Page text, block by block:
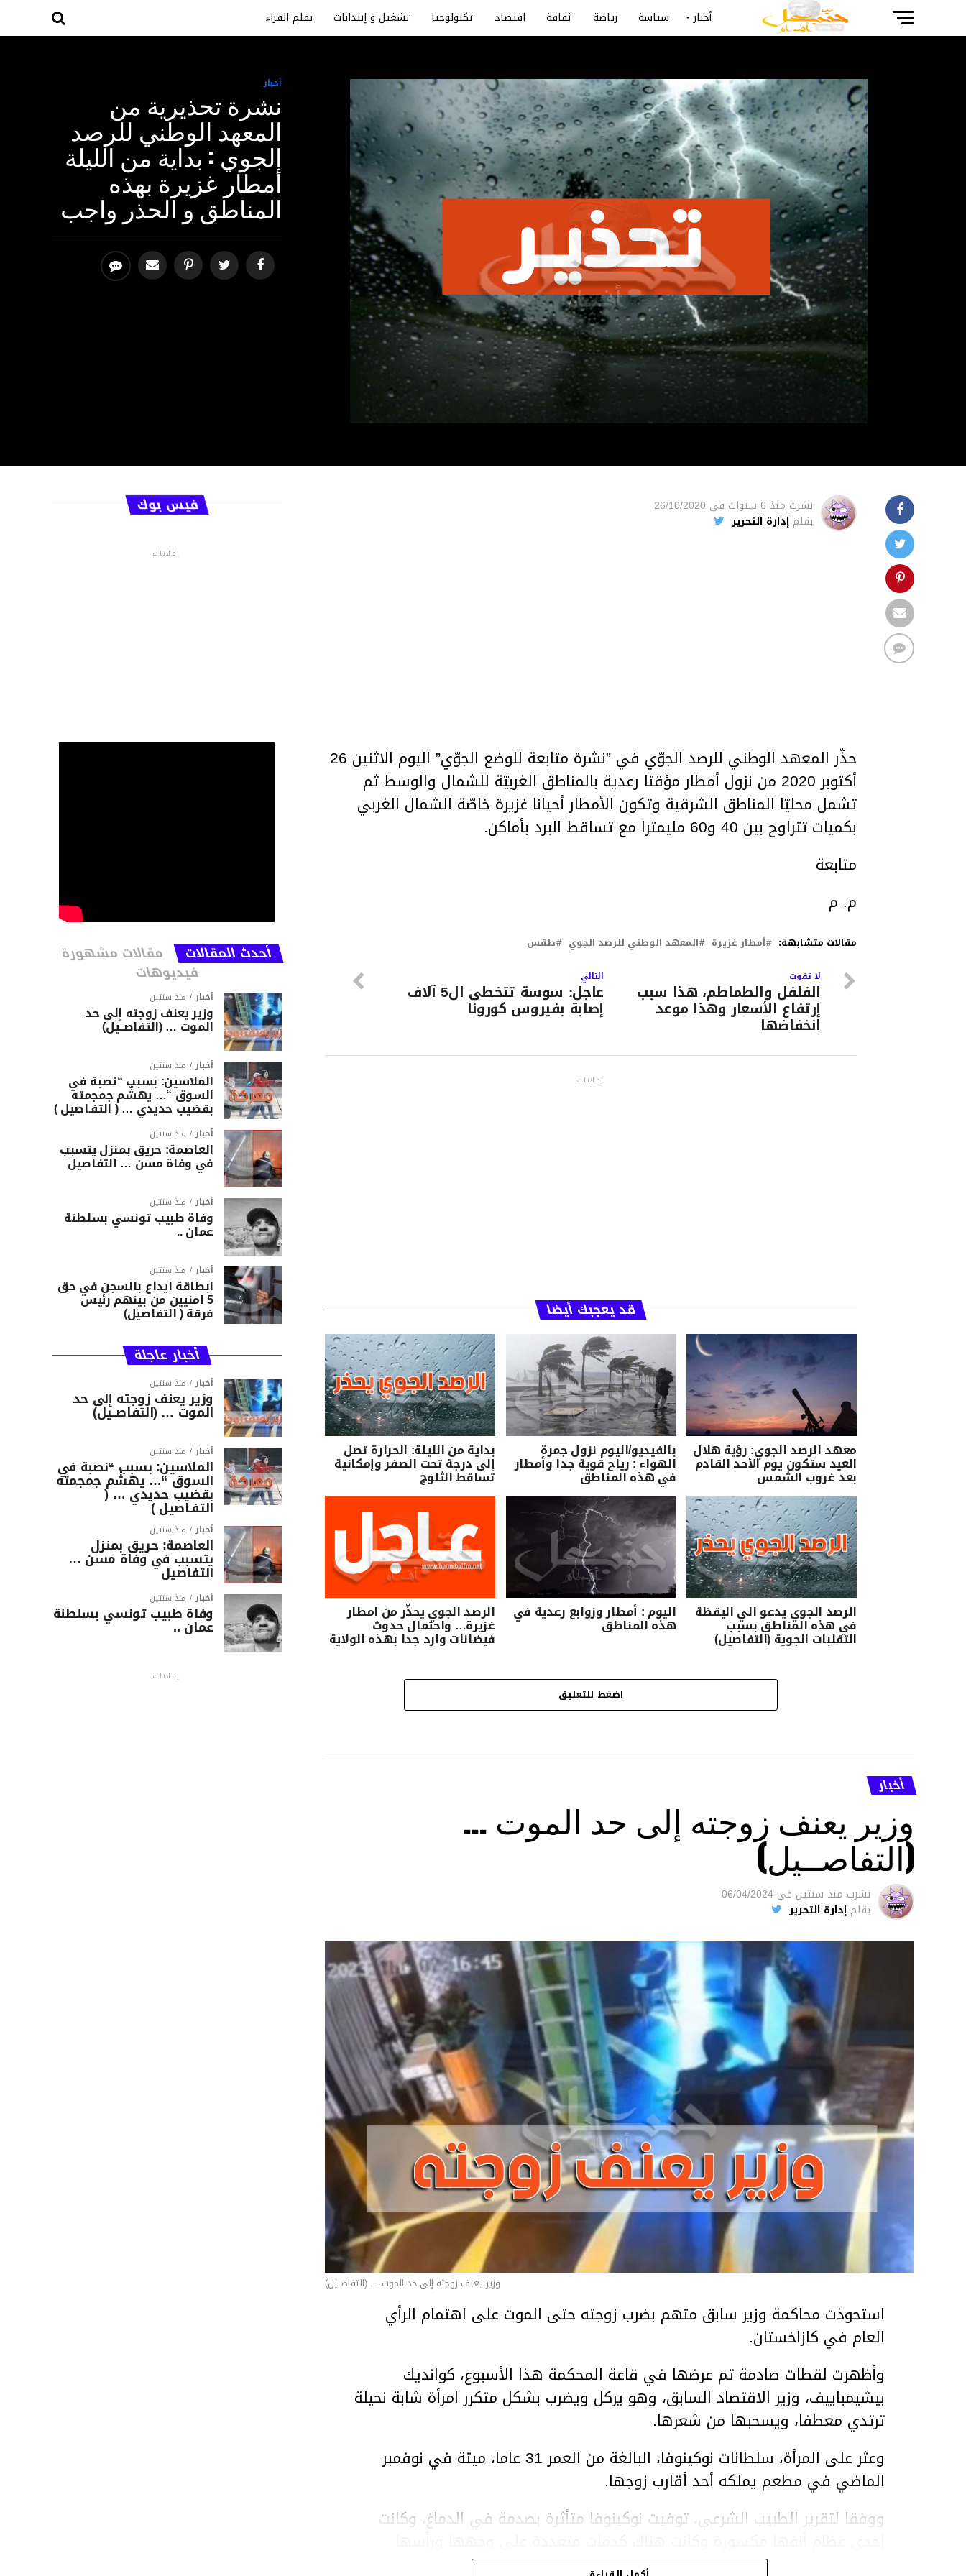
أخبار سياسة رياضة ثقافة اقتصاد تكنولوجيا تشغيل و إنتدابات بقلم القراء
أخبار
نشرة ‏تحذيرية ‏من
‏المعهد ‏الوطني ‏للرصد
‏الجوي ‏: ‏بداية ‏من ‏الليلة
‏أمطار ‏غزيرة ‏بهذه
‏المناطق ‏و ‏الحذر ‏واجب ‏
نشرت منذ 6 سنوات فى 26/10/2020
بقلم إدارة التحرير
حذّر المعهد الوطني للرصد الجوّي في ”نشرة متابعة للوضع الجوّي” اليوم الاثنين 26
أكتوبر 2020 من نزول أمطار مؤقتا رعدية بالمناطق الغربيّة للشمال والوسط ثم
تشمل محليّا المناطق الشرقية وتكون الأمطار أحيانا غزيرة خاصّة الشمال الغربي
بكميات تتراوح بين 40 و60 مليمترا مع تساقط البرد بأماكن.
متابعة
م. م
مقالات متشابهة: أمطار غزيرة المعهد الوطني للرصد الجوي طقس
التالي
عاجل: سوسة تتخطى ال5 آلاف
إصابة بفيروس كورونا
لا تفوت
الفلفل والطماطم، هذا سبب
إرتفاع الأسعار وهذا موعد
انخفاضها
إعلانات
قد يعجبك أيضا
معهد الرصد الجوي: رؤية هلال
العيد ستكون يوم الأحد القادم
بعد غروب الشمس
بالفيديو/اليوم نزول جمرة
الهواء : رياح قوية جدا وأمطار
في هذه المناطق
بداية من الليلة: الحرارة تصل
إلى درجة تحت الصفر وإمكانية
تساقط الثلوج
الرصد الجوي يدعو الي اليقظة
في هذه المناطق بسبب
التقلبات الجوية (التفاصيل)
اليوم : أمطار وزوابع رعدية في
هذه المناطق
الرصد الجوي يحذّر من امطار
غزيرة… واحتمال حدوث
فيضانات وارد جدا بهذه الولاية
اضغط للتعليق
أخبار
وزير يعنف زوجته إلى حد الموت …
(التفاصــيل)
نشرت منذ سنتين فى 06/04/2024
بقلم إدارة التحرير
وزير يعنف زوجته إلى حد الموت ... (التفاصــيل)
استحوذت محاكمة وزير سابق متهم بضرب زوجته حتى الموت على اهتمام الرأي
العام في كازاخستان.
وأظهرت لقطات صادمة تم عرضها في قاعة المحكمة هذا الأسبوع، كوانديك
بيشيمباييف، وزير الاقتصاد السابق، وهو يركل ويضرب بشكل متكرر امرأة شابة نحيلة
ترتدي معطفا، ويسحبها من شعرها.
وعثر على المرأة، سلطانات نوكينوفا، البالغة من العمر 31 عاما، ميتة في نوفمبر
الماضي في مطعم يملكه أحد أقارب زوجها.
ووفقا لتقرير الطبيب الشرعي، توفيت نوكينوفا متأثرة بصدمة في الدماغ، وكانت
فيس بوك
إعلانات
أحدث المقالات مقالات مشهورة
فيديوهات
أخبار منذ سنتين
وزير يعنف زوجته إلى حد
الموت … (التفاصــيل)
أخبار منذ سنتين
الملاسين: بسبب “نصبة في
السوق “… يهشّم جمجمته
بقضيب حديدي … ( التفـاصيل )
أخبار منذ سنتين
العاصمة: حريق بمنزل يتسبب
في وفاة مسن … التفاصيل
أخبار منذ سنتين
وفاة طبيب تونسي بسلطنة
عمان ..
أخبار منذ سنتين
ابطاقة ايداع بالسجن في حق
5 امنيين من بينهم رئيس
فرقة ( التفاصيل)
أخبار عاجلة
أخبار منذ سنتين
وزير يعنف زوجته إلى حد
الموت … (التفاصــيل)
أخبار منذ سنتين
الملاسين: بسبب “نصبة في
السوق “… يهشّم جمجمته
بقضيب حديدي … (
التفـاصيل )
أخبار منذ سنتين
العاصمة: حريق بمنزل
يتسبب في وفاة مسن …
التفاصيل
أخبار منذ سنتين
وفاة طبيب تونسي بسلطنة
عمان ..
إعلانات